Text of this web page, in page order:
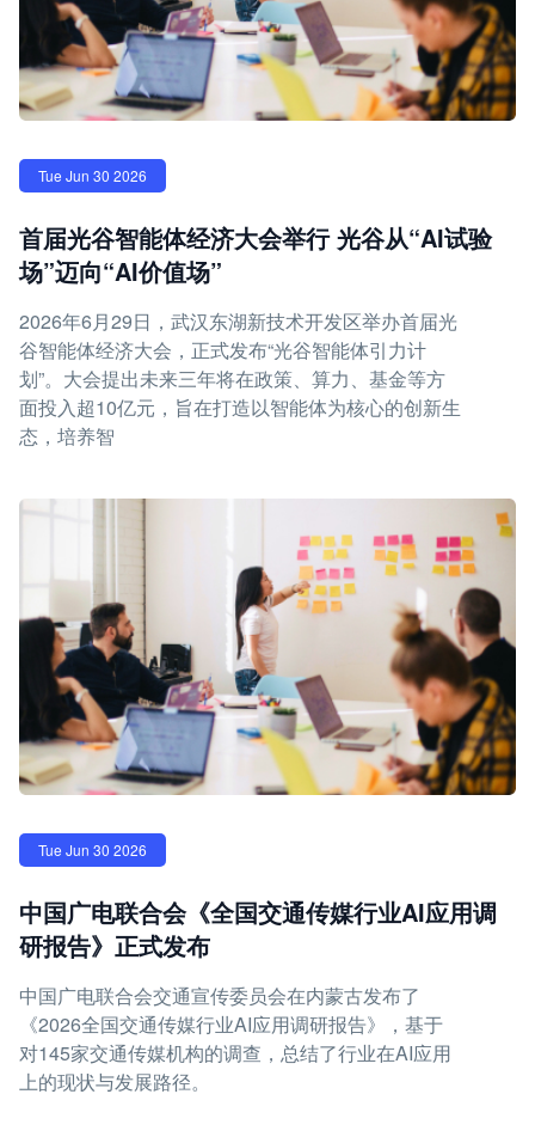
Tue Jun 30 2026
首届光谷智能体经济大会举行 光谷从“AI试验
场”迈向“AI价值场”
2026年6月29日，武汉东湖新技术开发区举办首届光
谷智能体经济大会，正式发布“光谷智能体引力计
划”。大会提出未来三年将在政策、算力、基金等方
面投入超10亿元，旨在打造以智能体为核心的创新生
态，培养智
Tue Jun 30 2026
中国广电联合会《全国交通传媒行业AI应用调
研报告》正式发布
中国广电联合会交通宣传委员会在内蒙古发布了
《2026全国交通传媒行业AI应用调研报告》，基于
对145家交通传媒机构的调查，总结了行业在AI应用
上的现状与发展路径。